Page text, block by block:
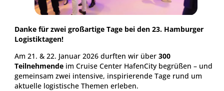
Danke für zwei großartige Tage bei den 23. Hamburger
Logistiktagen!
Am 21. & 22. Januar 2026 durften wir über 300
Teilnehmendeim Cruise Center HafenCity begrüßen – und
gemeinsam zwei intensive, inspirierende Tage rund um
aktuelle logistische Themen erleben.